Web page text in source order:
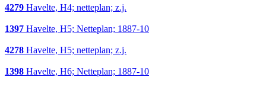
4279 Havelte, H4; netteplan; z.j.
1397 Havelte, H5; Netteplan; 1887-10
4278 Havelte, H5; netteplan; z.j.
1398 Havelte, H6; Netteplan; 1887-10